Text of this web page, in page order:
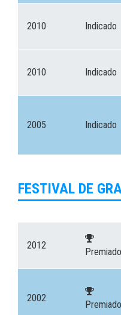
2010 Indicado
2010 Indicado
2005 Indicado
FESTIVAL DE
2012
Premiado
2002
Premiado